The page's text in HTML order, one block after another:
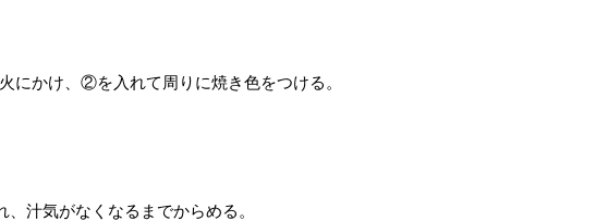
にかけ、②を入れて周りに焼き色をつける。
汁気がなくなるまでからめる。